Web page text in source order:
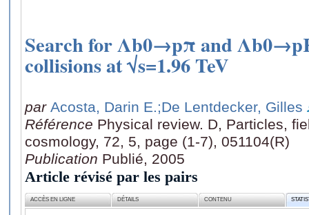
Search for Λb0→pπ and
collisions at √s=1.96 TeV
par Acosta, Darin E.;De Lentdecker, Gilles
Référence Physical review. D, Particles,
cosmology, 72, 5, page (1-7), 051104(R)
Publication Publié, 2005
Article révisé par les pairs
ACCÈS EN LIGNE DÉTAILS CONTENU